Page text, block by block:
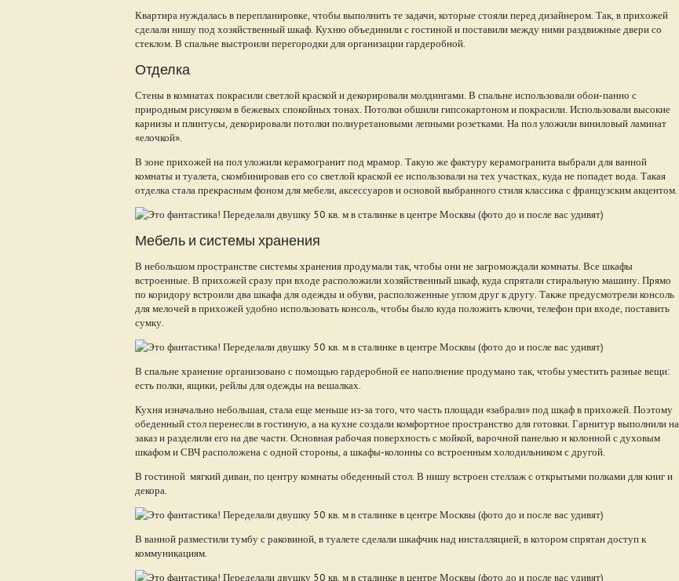
Квартира нуждалась в перепланировке, чтобы выполнить те задачи, которые стояли перед дизайнером. Так, в прихожей
сделали нишу под хозяйственный шкаф. Кухню объединили с гостиной и поставили между ними раздвижные двери со
стеклом. В спальне выстроили перегородки для организации гардеробной.
Отделка
Стены в комнатах покрасили светлой краской и декорировали молдингами. В спальне использовали обои-панно с
природным рисунком в бежевых спокойных тонах. Потолки обшили гипсокартоном и покрасили. Использовали высокие
карнизы и плинтусы, декорировали потолки полиуретановыми лепными розетками. На пол уложили виниловый ламинат
«елочкой».
В зоне прихожей на пол уложили керамогранит под мрамор. Такую же фактуру керамогранита выбрали для ванной
комнаты и туалета, скомбинировав его со светлой краской ее использовали на тех участках, куда не попадет вода. Такая
отделка стала прекрасным фоном для мебели, аксессуаров и основой выбранного стиля классика с французским акцентом.
Мебель и системы хранения
В небольшом пространстве системы хранения продумали так, чтобы они не загромождали комнаты. Все шкафы
встроенные. В прихожей сразу при входе расположили хозяйственный шкаф, куда спрятали стиральную машину. Прямо
по коридору встроили два шкафа для одежды и обуви, расположенные углом друг к другу. Также предусмотрели консоль
для мелочей в прихожей удобно использовать консоль, чтобы было куда положить ключи, телефон при входе, поставить
сумку.
В спальне хранение организовано с помощью гардеробной ее наполнение продумано так, чтобы уместить разные вещи:
есть полки, ящики, рейлы для одежды на вешалках.
Кухня изначально небольшая, стала еще меньше из-за того, что часть площади «забрали» под шкаф в прихожей. Поэтому
обеденный стол перенесли в гостиную, а на кухне создали комфортное пространство для готовки. Гарнитур выполнили на
заказ и разделили его на две части. Основная рабочая поверхность с мойкой, варочной панелью и колонной с духовым
шкафом и СВЧ расположена с одной стороны, а шкафы-колонны со встроенным холодильником с другой.
В гостиной мягкий диван, по центру комнаты обеденный стол. В нишу встроен стеллаж с открытыми полками для книг и
декора.
В ванной разместили тумбу с раковиной, в туалете сделали шкафчик над инсталляцией, в котором спрятан доступ к
коммуникациям.